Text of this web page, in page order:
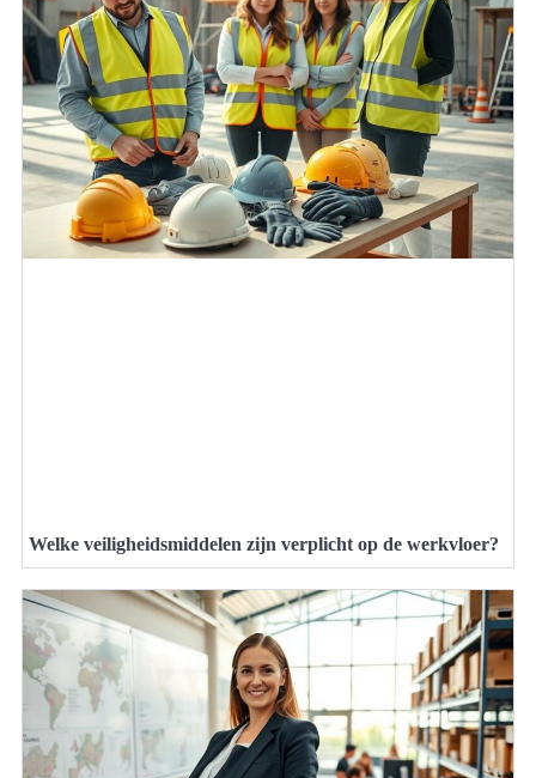
Welke veiligheidsmiddelen zijn verplicht op de werkvloer?